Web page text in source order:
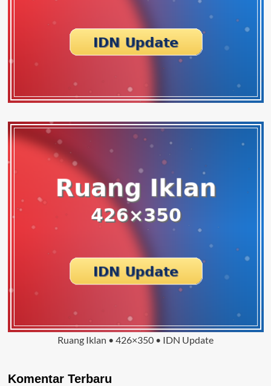
Ruang Iklan • 426×350 • IDN Update
Komentar Terbaru